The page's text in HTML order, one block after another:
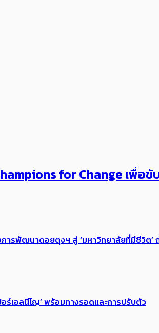
for Change เพื่อ
ารพัฒนาดอยตุงฯ สู่ ‘มหาวิทยาลัยที่มีชีวิต
ร์เอลนีโญ’ พร้อมทางรอดและการปรับตัว